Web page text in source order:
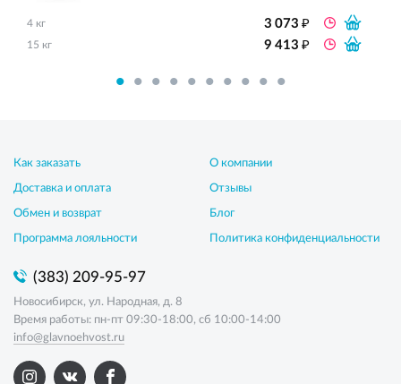
4 кг 3 073₽
15 кг 9 413₽
Как заказать
Доставка и оплата
Обмен и возврат
Программа лояльности
О компании
Отзывы
Блог
Политика конфиденциальности
(383) 209-95-97
Новосибирск, ул. Народная, д. 8
Время работы: пн-пт 09:30-18:00, сб 10:00-14:00
info@glavnoehvost.ru